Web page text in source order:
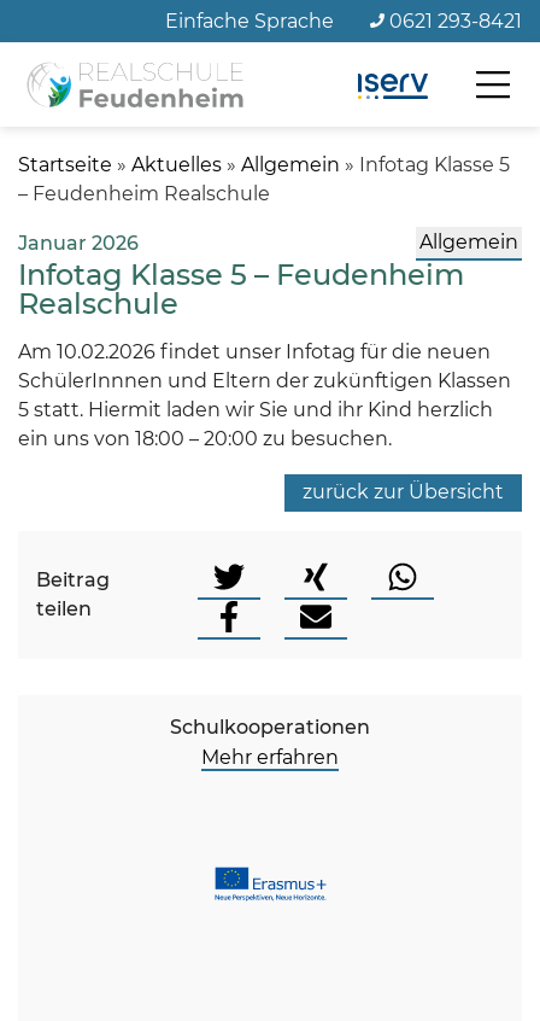
Seiteninhalt
Einfache Sprache 0621 293-8421
Startseite » Aktuelles » Allgemein » Infotag Klasse 5
– Feudenheim Realschule
Januar 2026 Allgemein
Infotag Klasse 5 – Feudenheim
Realschule
Am 10.02.2026 findet unser Infotag für die neuen
SchülerInnnen und Eltern der zukünftigen Klassen
5 statt. Hiermit laden wir Sie und ihr Kind herzlich
ein uns von 18:00 – 20:00 zu besuchen.
zurück zur Übersicht
Beitrag
teilen
Schulkooperationen
Mehr erfahren